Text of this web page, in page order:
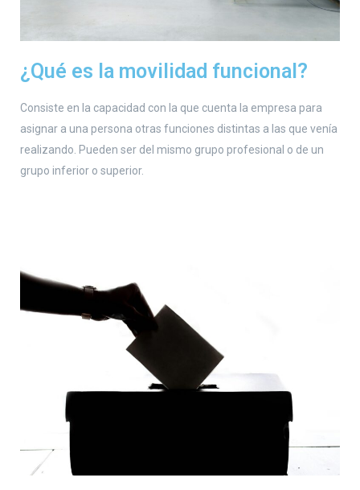
¿Qué es la movilidad funcional?
Consiste en la capacidad con la que cuenta la empresa para
asignar a una persona otras funciones distintas a las que venía
realizando. Pueden ser del mismo grupo profesional o de un
grupo inferior o superior.